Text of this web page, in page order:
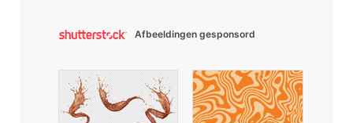
Afbeeldingen gesponsord